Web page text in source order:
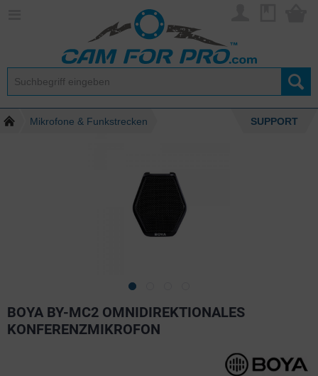
Mikrofone & Funkstrecken SUPPORT
BOYA BY-MC2 OMNIDIREKTIONALES
KONFERENZMIKROFON